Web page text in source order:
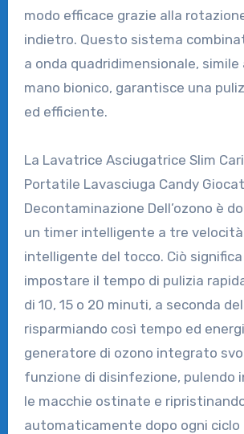
modo efficace grazie alla
indietro. Questo sistema
a onda quadridimensionale, simile
mano bionico, garantisce una
ed efficiente.
La Lavatrice Asciugatrice Slim
Portatile Lavasciuga Candy
Decontaminazione Dell’ozono è
un timer intelligente a tre
intelligente del tocco. Ciò
impostare il tempo di pulizia
di 10, 15 o 20 minuti, a seconda
risparmiando così tempo ed
generatore di ozono integrato
funzione di disinfezione, pulendo
le macchie ostinate e
automaticamente dopo ogni ciclo